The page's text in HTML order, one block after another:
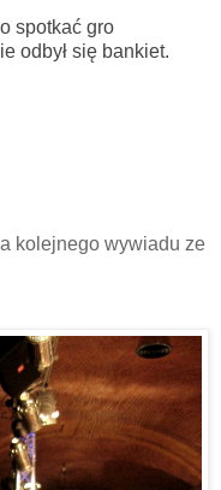
spotkać gro
odbył się bankiet.
kolejnego wywiadu ze